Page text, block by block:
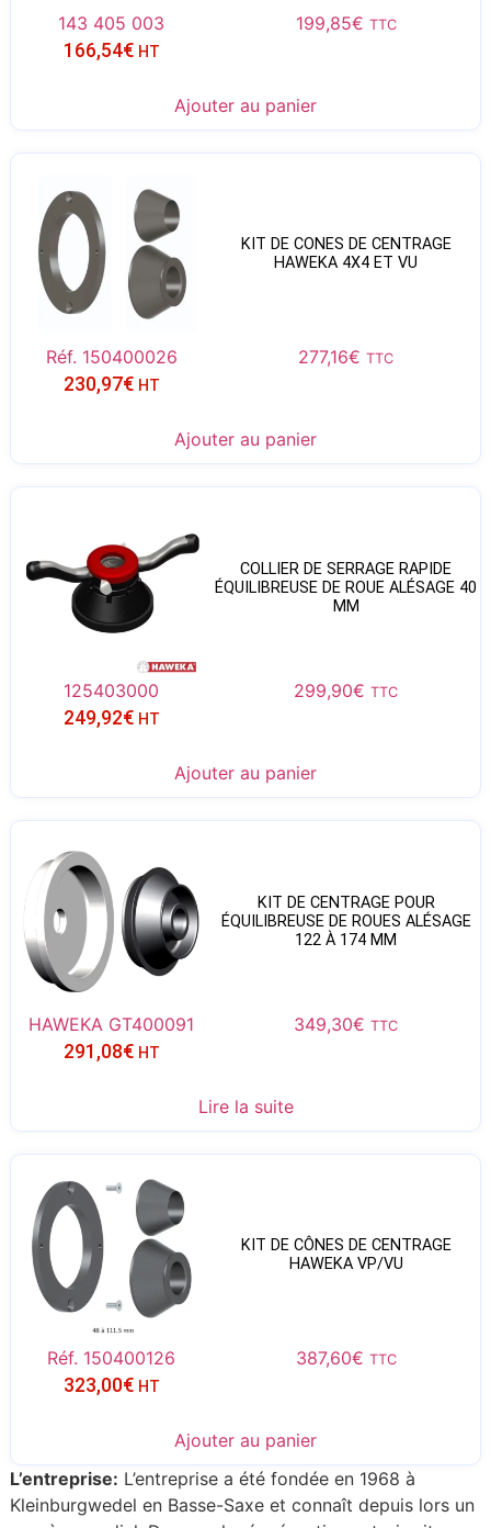
143 405 003 199,85€ TTC
166,54€ HT
Ajouter au panier
KIT DE CONES DE CENTRAGE
HAWEKA 4X4 ET VU
Réf. 150400026 277,16€ TTC
230,97€ HT
Ajouter au panier
COLLIER DE SERRAGE RAPIDE
ÉQUILIBREUSE DE ROUE ALÉSAGE 40
MM
125403000 299,90€ TTC
249,92€ HT
Ajouter au panier
KIT DE CENTRAGE POUR
ÉQUILIBREUSE DE ROUES ALÉSAGE
122 À 174 MM
HAWEKA GT400091 349,30€ TTC
291,08€ HT
Lire la suite
KIT DE CÔNES DE CENTRAGE
HAWEKA VP/VU
Réf. 150400126 387,60€ TTC
323,00€ HT
Ajouter au panier
L’entreprise: L’entreprise a été fondée en 1968 à
Kleinburgwedel en Basse-Saxe et connaît depuis lors un